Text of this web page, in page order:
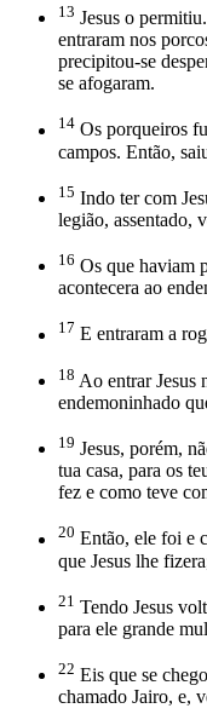
13 Jesus o
entraram nos
precipitou-se
se afogaram.
14 Os porqueiros
campos. Então,
15 Indo ter com
legião, assentado,
16 Os que haviam
acontecera ao
17 E entraram a
18 Ao entrar Jesus
endemoninhado
19 Jesus, porém,
tua casa, para os
fez e como teve
20 Então, ele foi e
que Jesus lhe
21 Tendo Jesus
para ele grande
22 Eis que se
chamado Jairo, e,